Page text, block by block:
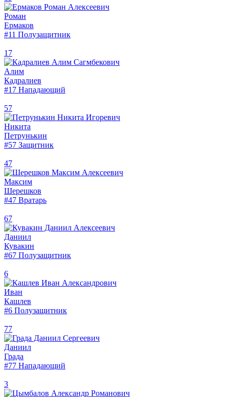
Роман
Ермаков
#11 Полузащитник
17
Алим
Кадралиев
#17 Нападающий
57
Никита
Петрунькин
#57 Защитник
47
Максим
Шерешков
#47 Вратарь
67
Даниил
Кувакин
#67 Полузащитник
6
Иван
Кашлев
#6 Полузащитник
77
Даниил
Града
#77 Нападающий
3